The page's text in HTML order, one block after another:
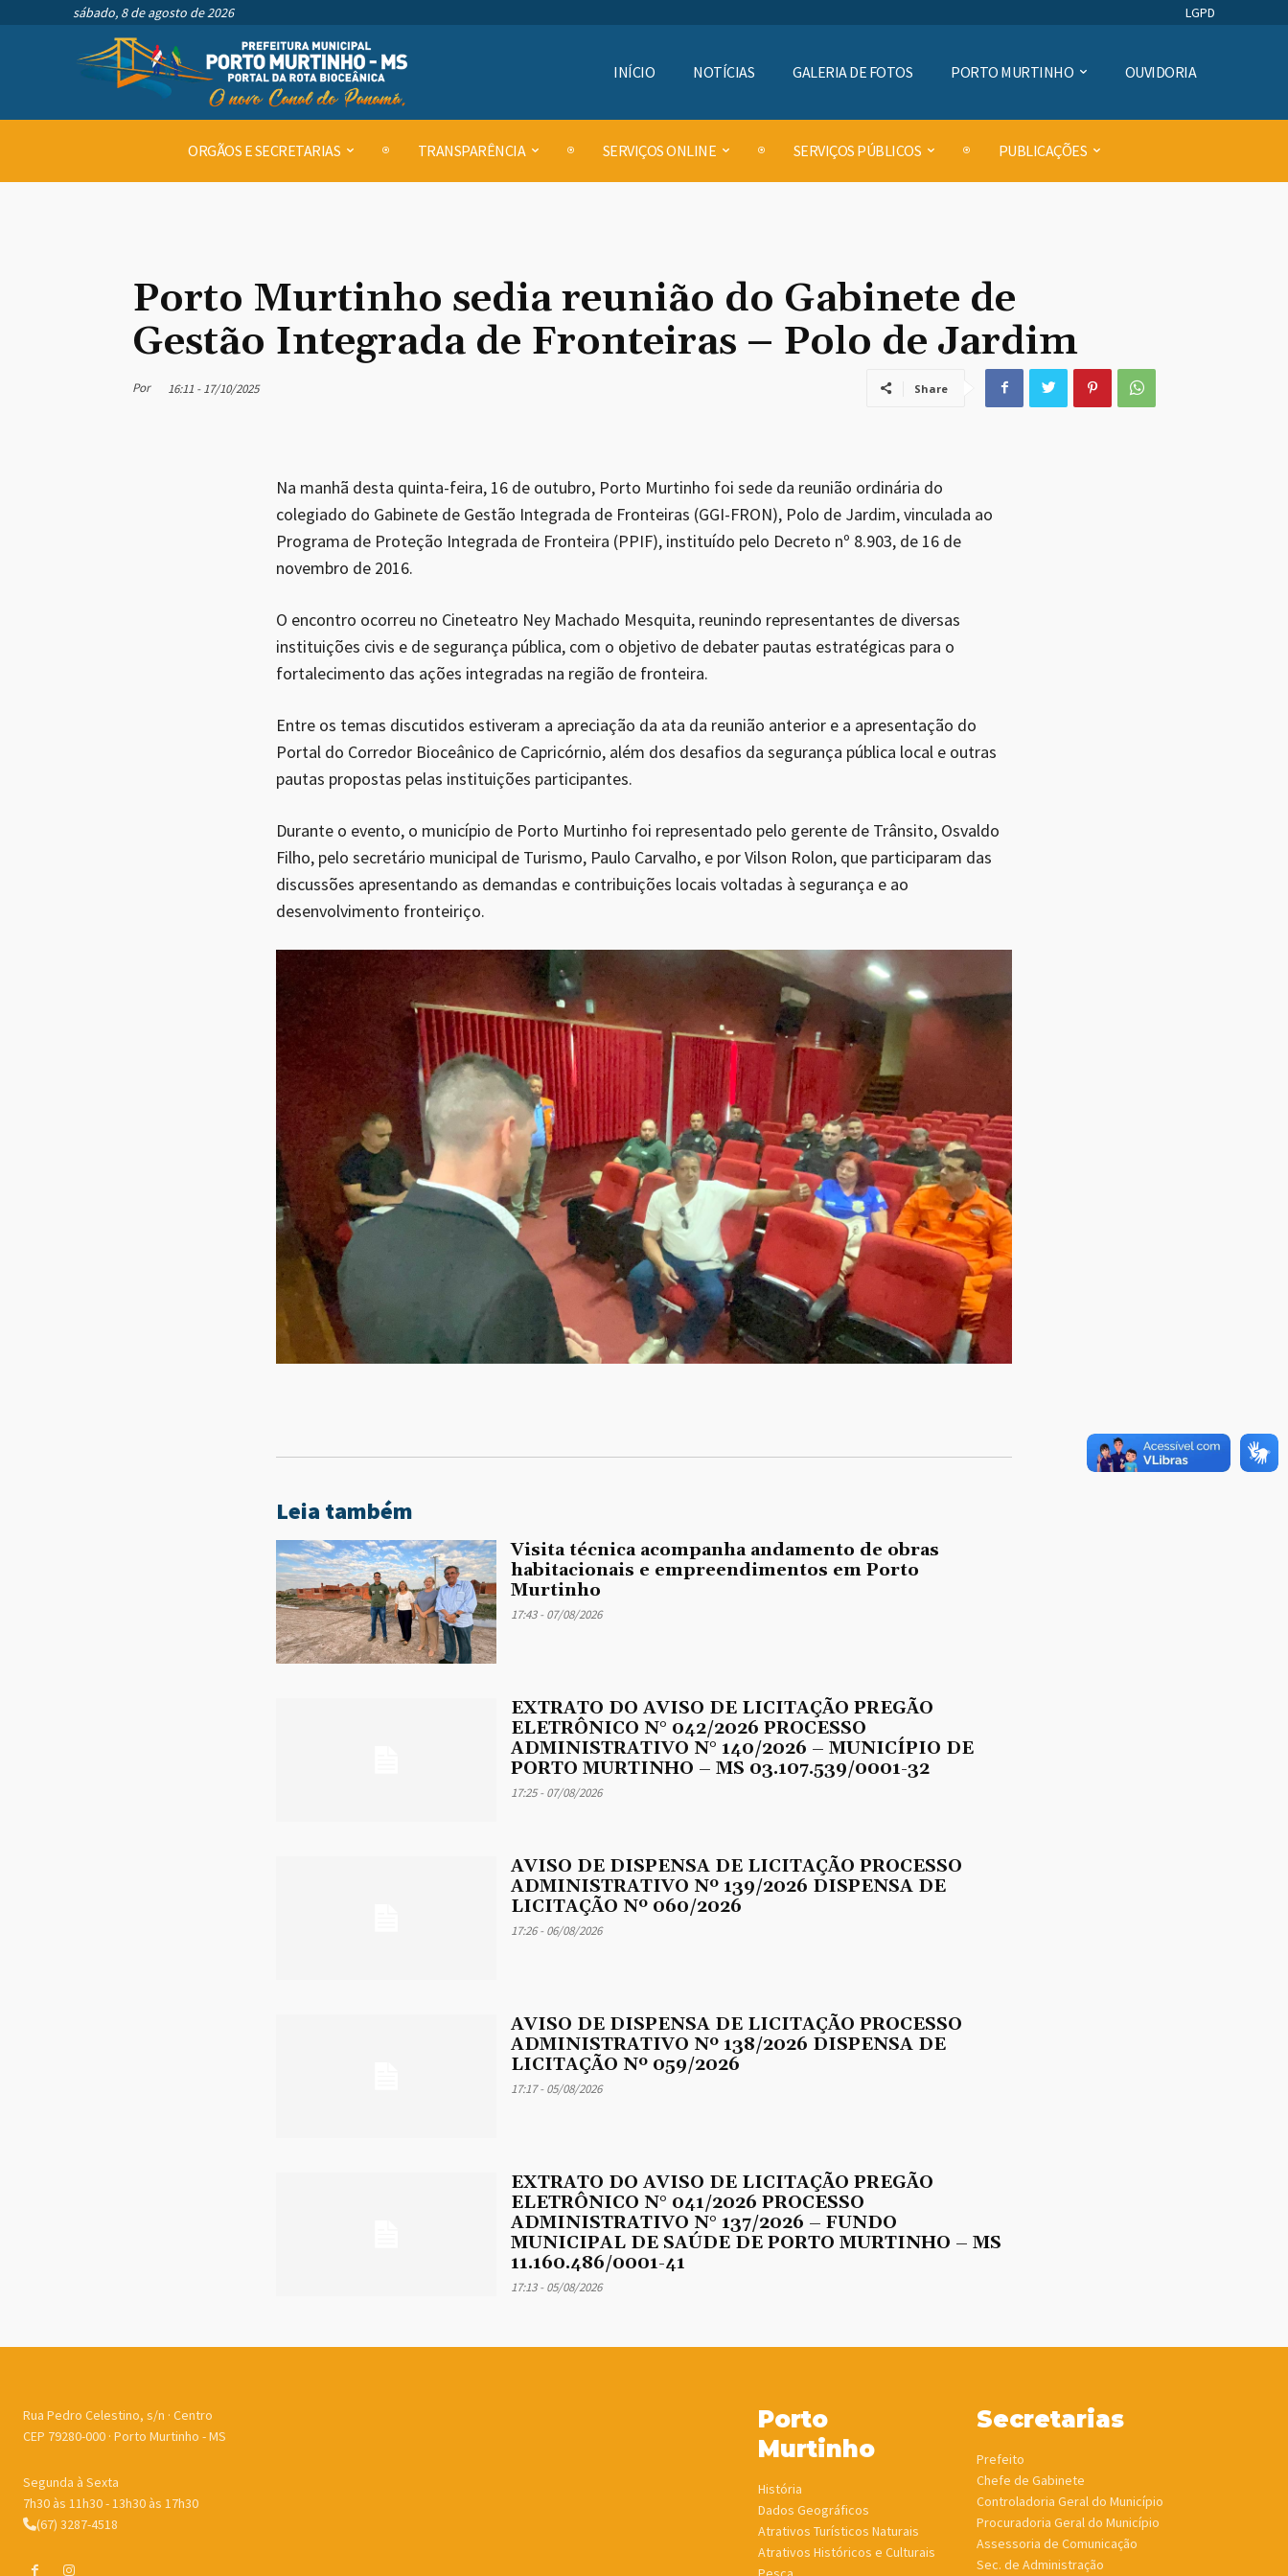
sábado, 8 de agosto de 2026 LGPD
INÍCIO NOTÍCIAS GALERIA DE FOTOS PORTO MURTINHO OUVIDORIA
ORGÃOS E SECRETARIAS TRANSPARÊNCIA SERVIÇOS ONLINE SERVIÇOS PÚBLICOS PUBLICAÇÕES
Porto Murtinho sedia reunião do Gabinete de
Gestão Integrada de Fronteiras – Polo de Jardim
Por 16:11 - 17/10/2025 Share
Na manhã desta quinta-feira, 16 de outubro, Porto Murtinho foi sede da reunião ordinária do
colegiado do Gabinete de Gestão Integrada de Fronteiras (GGI-FRON), Polo de Jardim, vinculada ao
Programa de Proteção Integrada de Fronteira (PPIF), instituído pelo Decreto nº 8.903, de 16 de
novembro de 2016.
O encontro ocorreu no Cineteatro Ney Machado Mesquita, reunindo representantes de diversas
instituições civis e de segurança pública, com o objetivo de debater pautas estratégicas para o
fortalecimento das ações integradas na região de fronteira.
Entre os temas discutidos estiveram a apreciação da ata da reunião anterior e a apresentação do
Portal do Corredor Bioceânico de Capricórnio, além dos desafios da segurança pública local e outras
pautas propostas pelas instituições participantes.
Durante o evento, o município de Porto Murtinho foi representado pelo gerente de Trânsito, Osvaldo
Filho, pelo secretário municipal de Turismo, Paulo Carvalho, e por Vilson Rolon, que participaram das
discussões apresentando as demandas e contribuições locais voltadas à segurança e ao
desenvolvimento fronteiriço.
Leia também
Visita técnica acompanha andamento de obras
habitacionais e empreendimentos em Porto
Murtinho
17:43 - 07/08/2026
EXTRATO DO AVISO DE LICITAÇÃO PREGÃO
ELETRÔNICO N° 042/2026 PROCESSO
ADMINISTRATIVO N° 140/2026 – MUNICÍPIO DE
PORTO MURTINHO – MS 03.107.539/0001-32
17:25 - 07/08/2026
AVISO DE DISPENSA DE LICITAÇÃO PROCESSO
ADMINISTRATIVO Nº 139/2026 DISPENSA DE
LICITAÇÃO Nº 060/2026
17:26 - 06/08/2026
AVISO DE DISPENSA DE LICITAÇÃO PROCESSO
ADMINISTRATIVO Nº 138/2026 DISPENSA DE
LICITAÇÃO Nº 059/2026
17:17 - 05/08/2026
EXTRATO DO AVISO DE LICITAÇÃO PREGÃO
ELETRÔNICO N° 041/2026 PROCESSO
ADMINISTRATIVO N° 137/2026 – FUNDO
MUNICIPAL DE SAÚDE DE PORTO MURTINHO – MS
11.160.486/0001-41
17:13 - 05/08/2026
Rua Pedro Celestino, s/n · Centro
CEP 79280-000 · Porto Murtinho - MS
Segunda à Sexta
7h30 às 11h30 - 13h30 às 17h30
(67) 3287-4518
Porto
Murtinho
História
Dados Geográficos
Atrativos Turísticos Naturais
Atrativos Históricos e Culturais
Secretarias
Prefeito
Chefe de Gabinete
Controladoria Geral do Município
Procuradoria Geral do Município
Assessoria de Comunicação
Sec. de Administração